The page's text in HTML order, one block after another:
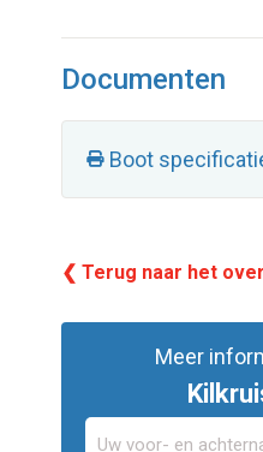
Documenten
Boot
❮ Terug naar het
Meer